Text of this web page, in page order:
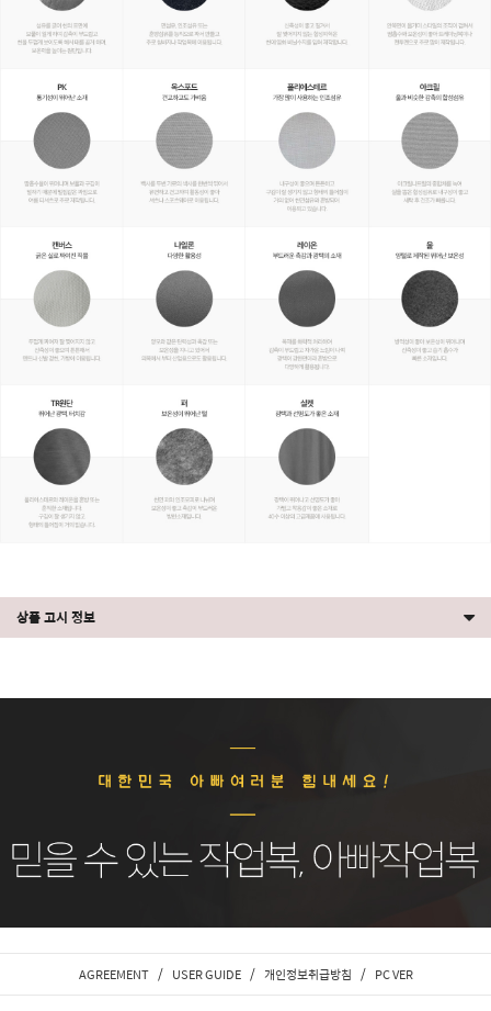
상품 고시 정보
AGREEMENT / USER GUIDE / 개인정보취급방침 / PC VER